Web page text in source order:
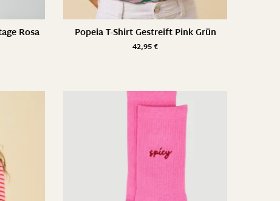
Rosa Popeia T-Shirt Gestreift Pink Grün
42,95€